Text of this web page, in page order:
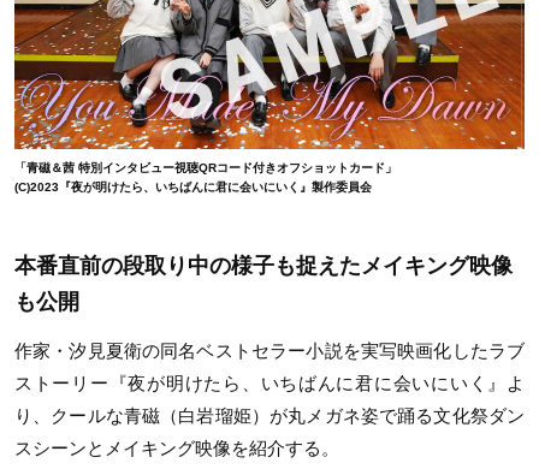
「青磁＆茜 特別インタビュー視聴QRコード付きオフショットカード」
(C)2023『夜が明けたら、いちばんに君に会いにいく』製作委員会
本番直前の段取り中の様子も捉えたメイキング映像
も公開
作家・汐見夏衛の同名ベストセラー小説を実写映画化したラブ
ストーリー『夜が明けたら、いちばんに君に会いにいく』よ
り、クールな青磁（白岩瑠姫）が丸メガネ姿で踊る文化祭ダン
スシーンとメイキング映像を紹介する。